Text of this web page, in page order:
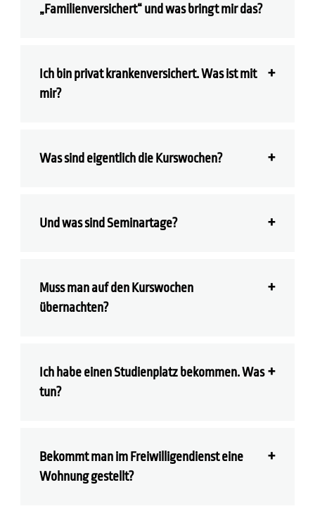
„Familienversichert“ und was bringt mir das?
Ich bin privat krankenversichert. Was ist mit
mir?
Was sind eigentlich die Kurswochen?
Und was sind Seminartage?
Muss man auf den Kurswochen
übernachten?
Ich habe einen Studienplatz bekommen. Was
tun?
Bekommt man im Freiwilligendienst eine
Wohnung gestellt?